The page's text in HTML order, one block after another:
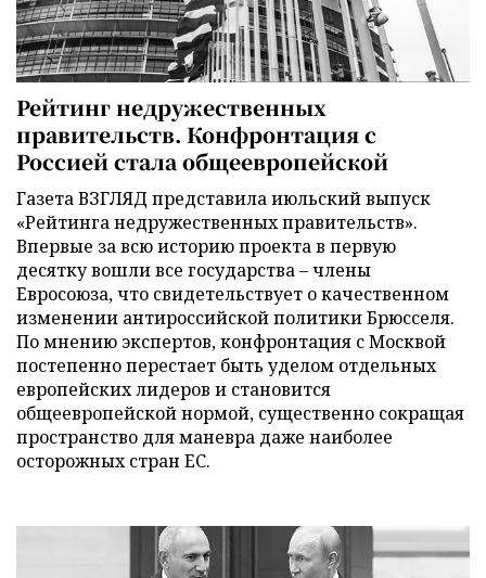
Рейтинг недружественных
правительств. Конфронтация с
Россией стала общеевропейской
Газета ВЗГЛЯД представила июльский выпуск
«Рейтинга недружественных правительств».
Впервые за всю историю проекта в первую
десятку вошли все государства – члены
Евросоюза, что свидетельствует о качественном
изменении антироссийской политики Брюсселя.
По мнению экспертов, конфронтация с Москвой
постепенно перестает быть уделом отдельных
европейских лидеров и становится
общеевропейской нормой, существенно сокращая
пространство для маневра даже наиболее
осторожных стран ЕС.